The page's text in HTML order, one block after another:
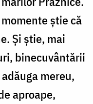
știe că
Și știe, mai
binecuvântării
mereu,
aproape,